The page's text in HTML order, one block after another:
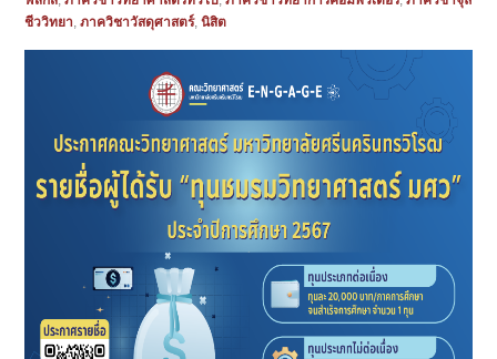
ชีววิทยา,ภาควิชาวัสดุศาสตร์,นิสิต